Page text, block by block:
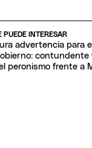
PUEDE INTERESAR
advertencia para el
contundente
peronismo frente a